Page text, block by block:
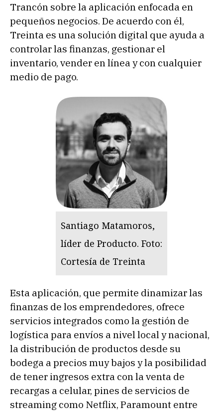
Trancón sobre la aplicación enfocada en
pequeños negocios. De acuerdo con él,
Treinta es una solución digital que ayuda a
controlar las finanzas, gestionar el
inventario, vender en línea y con cualquier
medio de pago.
Santiago Matamoros,
líder de Producto. Foto:
Cortesía de Treinta
Esta aplicación, que permite dinamizar las
finanzas de los emprendedores, ofrece
servicios integrados como la gestión de
logística para envíos a nivel local y nacional,
la distribución de productos desde su
bodega a precios muy bajos y la posibilidad
de tener ingresos extra con la venta de
recargas a celular, pines de servicios de
streaming como Netflix, Paramount entre